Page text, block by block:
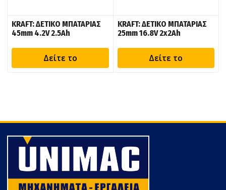
KRAFT: ΔΕΤΙΚΟ ΜΠΑΤΑΡΙΑΣ
45mm 4.2V 2.5Ah
Δείτε το
KRAFT: ΔΕΤΙΚΟ ΜΠΑΤΑΡΙΑΣ
25mm 16.8V 2x2Ah
Δείτε το